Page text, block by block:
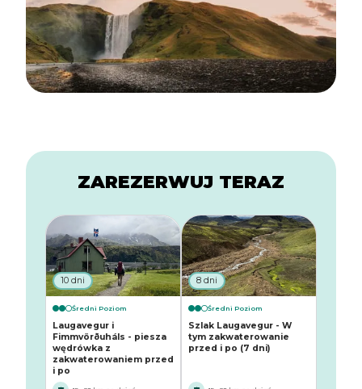
ZAREZERWUJ TERAZ
10 dni
Średni Poziom
Laugavegur i
Fimmvörðuháls - piesza
wędrówka z
zakwaterowaniem przed
i po
8 dni
Średni Poziom
Szlak Laugavegur - W
tym zakwaterowanie
przed i po (7 dni)